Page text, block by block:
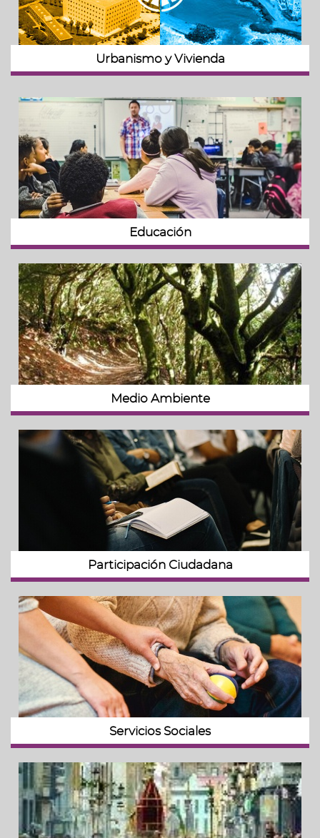
Urbanismo y Vivienda
Educación
Medio Ambiente
Participación Ciudadana
Servicios Sociales